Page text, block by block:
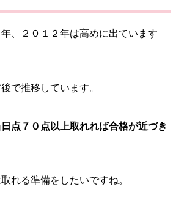
、２０１２年は高めに出ています
で推移しています。
日点７０点以上取れれば合格が近づき
れる準備をしたいですね。